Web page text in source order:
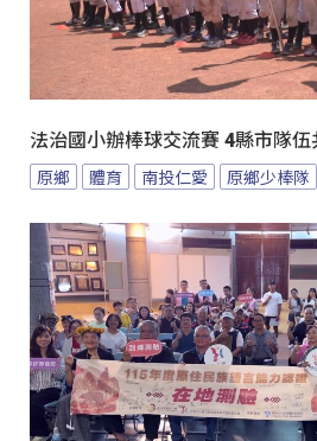
法治國小辦棒球交流賽 4縣市隊伍
原鄉 體育 南投仁愛 原鄉少棒隊